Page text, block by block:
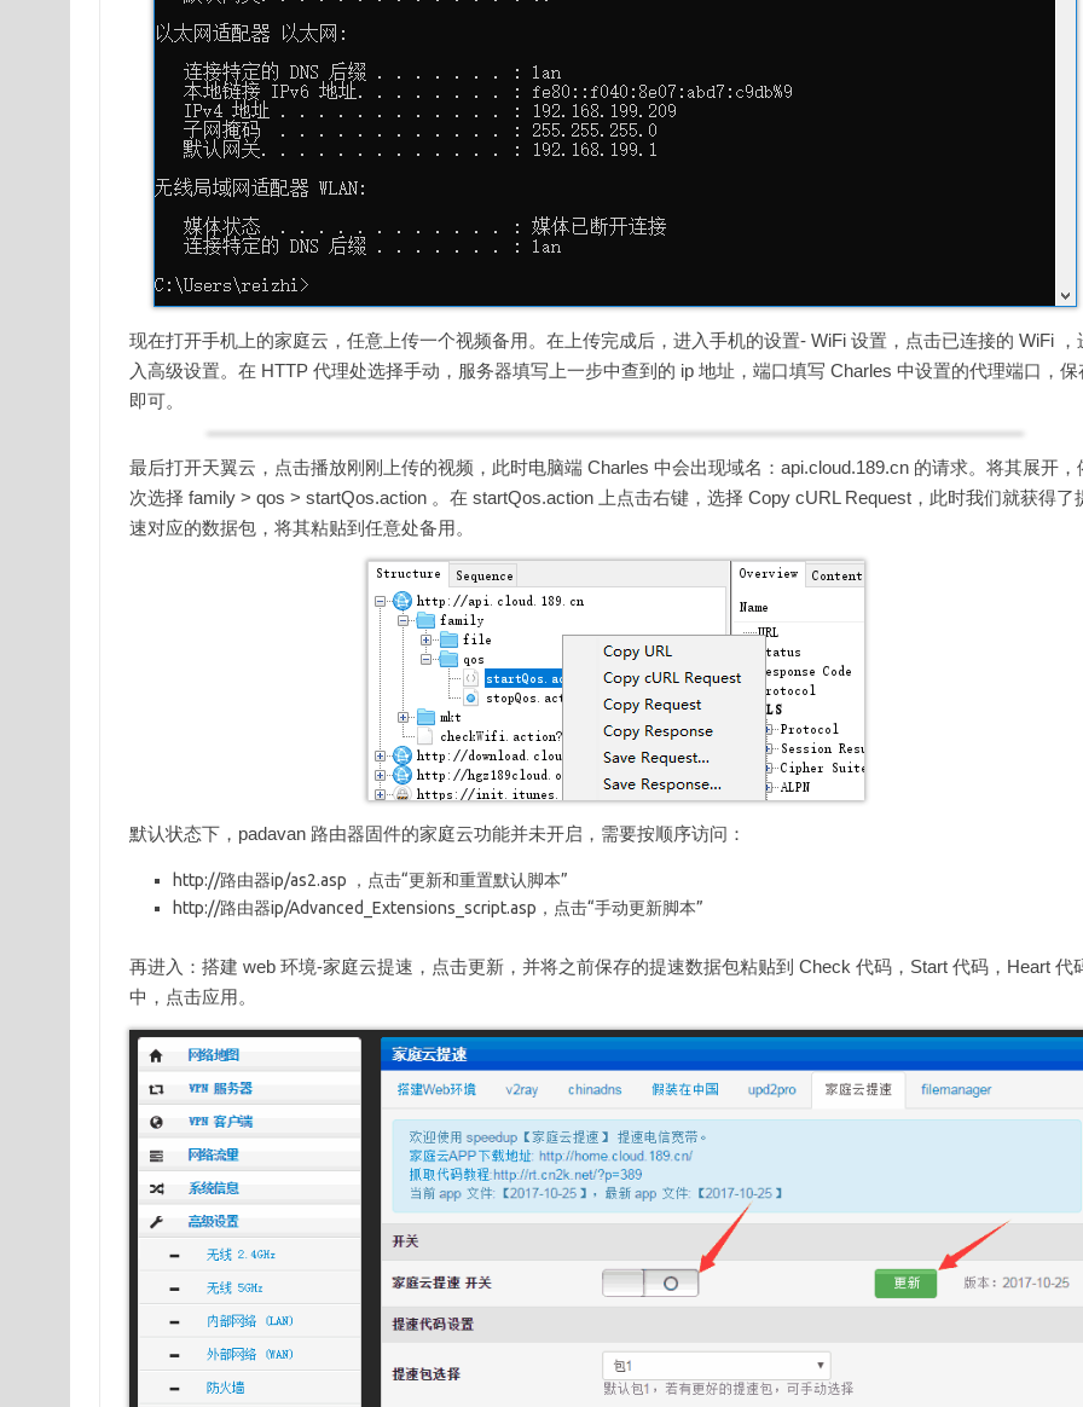
现在打开手机上的家庭云，任意上传一个视频备用。在上传完成后，进入手机的设置- WiFi 设置，点击已连接的 WiFi ，
入高级设置。在 HTTP 代理处选择手动，服务器填写上一步中查到的 ip 地址，端口填写 Charles 中设置的代理端口，保
即可。
最后打开天翼云，点击播放刚刚上传的视频，此时电脑端 Charles 中会出现域名：api.cloud.189.cn 的请求。将其展开，
次选择 family > qos > startQos.action 。在 startQos.action 上点击右键，选择 Copy cURL Request，此时我们就获得了
速对应的数据包，将其粘贴到任意处备用。
默认状态下，padavan 路由器固件的家庭云功能并未开启，需要按顺序访问：
http://路由器ip/as2.asp ，点击“更新和重置默认脚本”
http://路由器ip/Advanced_Extensions_script.asp，点击“手动更新脚本”
再进入：搭建 web 环境-家庭云提速，点击更新，并将之前保存的提速数据包粘贴到 Check 代码，Start 代码，Heart 代
中，点击应用。